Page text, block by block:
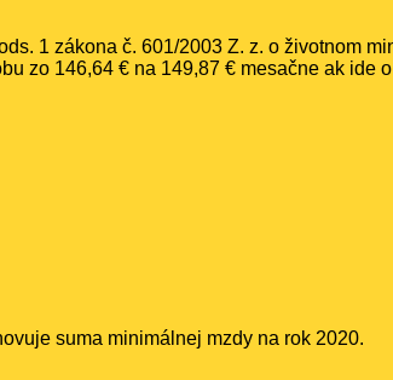
1 zákona č. 601/2003 Z. z. o životnom
zo 146,64 € na 149,87 € mesačne ak ide
suma minimálnej mzdy na rok